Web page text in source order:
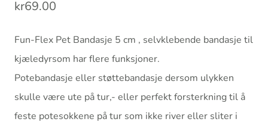
kr69.00
Fun-Flex Pet Bandasje 5 cm , selvklebende bandasje til
kjæledyrsom har flere funksjoner.
Potebandasje eller støttebandasje dersom ulykken
skulle være ute på tur,- eller perfekt forsterkning til å
feste potesokkene på tur som ikke river eller sliter i